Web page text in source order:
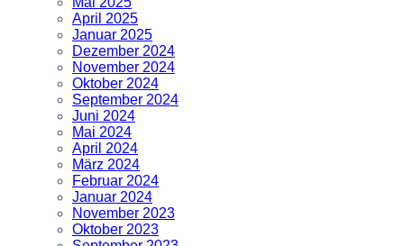
April 2025
Januar 2025
Dezember 2024
November 2024
Oktober 2024
September 2024
Juni 2024
Mai 2024
April 2024
März 2024
Februar 2024
Januar 2024
November 2023
Oktober 2023